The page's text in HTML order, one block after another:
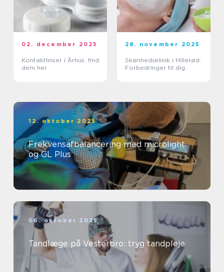
02. december 2025
Kontaktlinser i Århus: find
dem her
28. november 2025
Skønhedsklinik i Hillerød:
Forbedringer til dig
12. oktober 2025
Frekvensafbalancering med microlight
og GL Plus
06. oktober 2025
Tandlæge på Vesterbro: tryg tandpleje